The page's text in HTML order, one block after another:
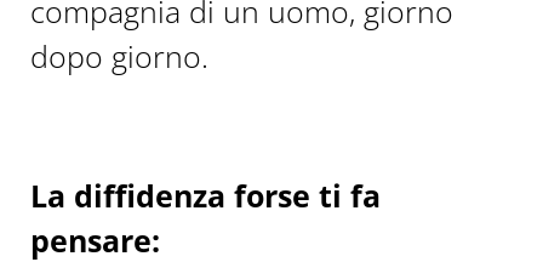
compagnia di un uomo, giorno
dopo giorno.
La diffidenza forse ti fa
pensare: